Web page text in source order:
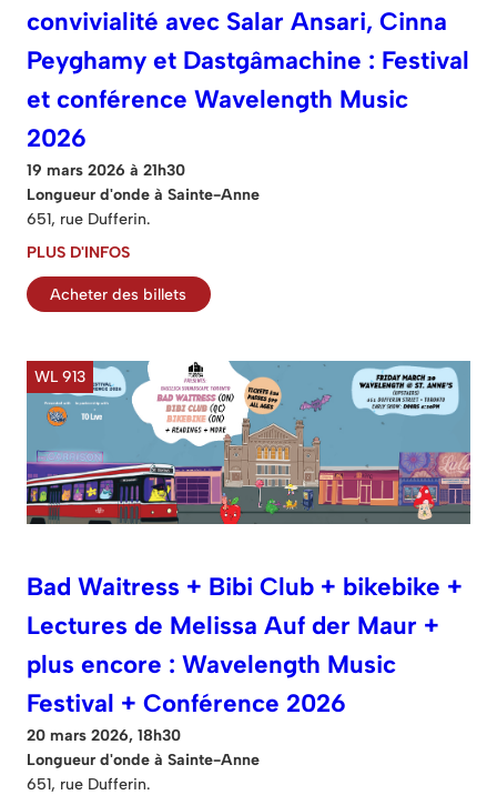
convivialité avec Salar Ansari, Cinna
Peyghamy et Dastgâmachine : Festival
et conférence Wavelength Music
2026
19 mars 2026 à 21h30
Longueur d'onde à Sainte-Anne
651, rue Dufferin.
PLUS D'INFOS
Acheter des billets
WL 913
Bad Waitress + Bibi Club + bikebike +
Lectures de Melissa Auf der Maur +
plus encore : Wavelength Music
Festival + Conférence 2026
20 mars 2026, 18h30
Longueur d'onde à Sainte-Anne
651, rue Dufferin.